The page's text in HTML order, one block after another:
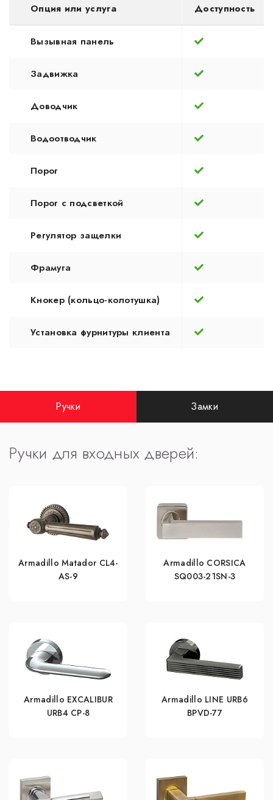
Опция или услуга Доступность
Вызывная панель
Задвижка
Доводчик
Водоотводчик
Порог
Порог с подсветкой
Регулятор защелки
Фрамуга
Кнокер (кольцо-колотушка)
Установка фурнитуры клиента
Ручки Замки
Ручки для входных дверей:
Armadillo Matador CL4-
AS-9
Armadillo CORSICA
SQ003-21SN-3
Armadillo EXCALIBUR
URB4 СР-8
Armadillo LINE URB6
BPVD-77